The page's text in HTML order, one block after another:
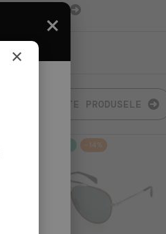
TOATE PRODUSELE
-14%
×